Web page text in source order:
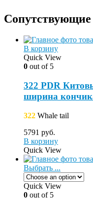
В корзину
Quick View
0 out of 5
322 PDR
ширина
322 Whale tail
5791 руб.
В корзину
Quick View
Выбрать ...
Quick View
0 out of 5